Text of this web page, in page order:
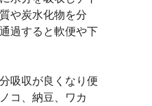
や炭水化物を分
過すると軟便や下
吸収が良くなり便
コ、納豆、ワカ